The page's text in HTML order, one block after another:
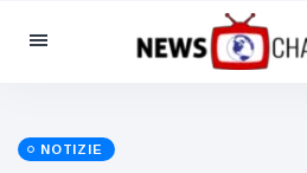
Categorie
Sociale e divertimento
NOTIZIE